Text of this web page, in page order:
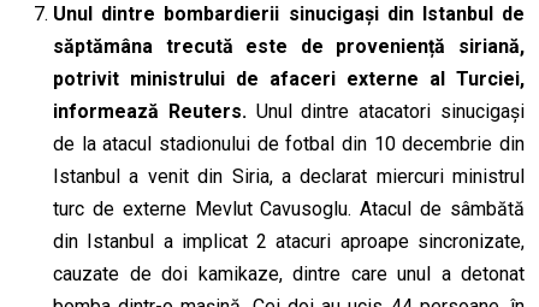
Unul dintre bombardierii sinucigași din Istanbul de
săptămâna trecută este de proveniență siriană,
potrivit ministrului de afaceri externe al Turciei,
informează Reuters. Unul dintre atacatori sinucigași
de la atacul stadionului de fotbal din 10 decembrie din
Istanbul a venit din Siria, a declarat miercuri ministrul
turc de externe Mevlut Cavusoglu. Atacul de sâmbătă
din Istanbul a implicat 2 atacuri aproape sincronizate,
cauzate de doi kamikaze, dintre care unul a detonat